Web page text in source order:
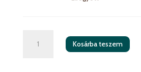
vagyok
Kosárba teszem